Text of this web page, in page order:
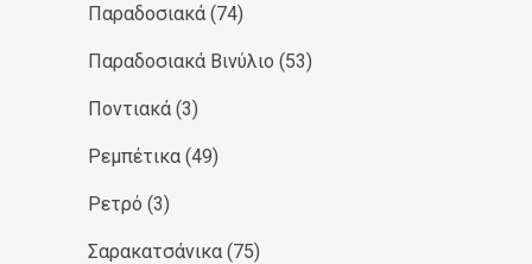
Παραδοσιακά (74)
Παραδοσιακά Βινύλιο (53)
Ποντιακά (3)
Ρεμπέτικα (49)
Ρετρό (3)
Σαρακατσάνικα (75)